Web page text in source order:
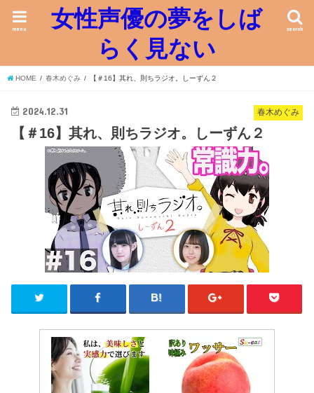
女性声優の夢をしば
らく見ない
search
menu
HOME 春木めぐみ 【＃16】其れ、則ちラジオ。しーずん２
春木めぐみ
2024.12.31
【＃16】其れ、則ちラジオ。しーずん２